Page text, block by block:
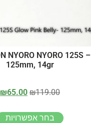
NYORO NYORO 125S –
125mm, 14gr
₪119.00
₪65.00
בחר אפשרויות